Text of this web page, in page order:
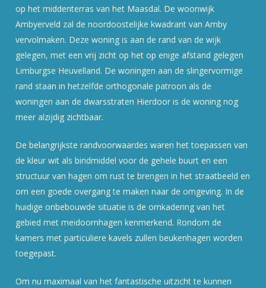
op het middenterras van het Maasdal. De woonwijk
Ambyerveld zal de noordoostelijke kwadrant van Amby
vervolmaken. Deze woning is aan de rand van de wijk
gelegen, met een vrij zicht op het op enige afstand gelegen
Limburgse Heuvelland. De woningen aan de slingervormige
rand staan in hetzelfde orthogonale patroon als de
woningen aan de dwarsstraten Hierdoor is de woning nog
meer alzijdig zichtbaar.
De belangrijkste randvoorwaardes waren het toepassen van
de kleur wit als bindmiddel voor de gehele buurt en een
structuur van hagen om rust te brengen in het straatbeeld en
om een goede overgang te maken naar de omgeving. In de
huidige onbebouwde situatie is de omkadering van het
gebied met meidoornhagen kenmerkend. Rondom de
kamers met particuliere kavels zullen beukenhagen worden
toegepast.
Om nu maximaal van het fantastische uitzicht te kunnen